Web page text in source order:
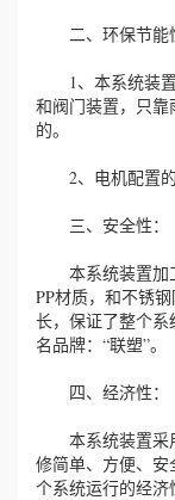
二、环保节能
1、本系统装置
和阀门装置，只靠
的。
2、电机配置的
三、安全性：
本系统装置加
PP材质，和不锈
长，保证了整个系
名品牌：“联塑”。
四、经济性：
本系统装置采
修简单、方便、
个系统运行的经济